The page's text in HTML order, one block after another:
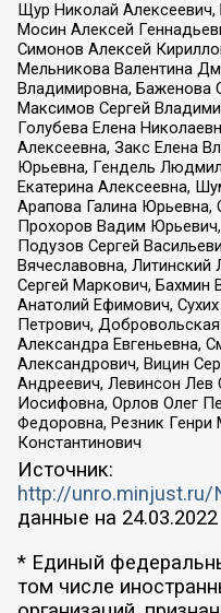
Щур Николай
Мосин Алексей
Симонов Алексей
Мельникова Валентина
Владимировна, Баженова
Максимов Сергей
Голубева Елена
Алексеевна, Закс Елена
Юрьевна, Гендель
Екатерина Алексеевна,
Арапова Галина Юрьевна,
Прохоров Вадим
Подузов Сергей
Вячеславовна,
Сергей Маркович,
Анатолий Ефимович,
Петрович,
Александра Евгеньевна,
Александрович, Вицин
Андреевич, Левинсон Лев
Иосифовна, Орлов Олег
Федоровна, Резник Генри
Константинович
Источник:
http://unro.minjust.ru/
данные на 24.03.2022
* Единый
том числе